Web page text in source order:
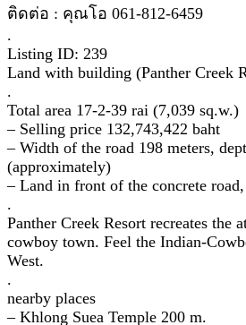
ติดต่อ : คุณโอ 061-812-6459
.
Listing ID: 239
Land with building (Panther Creek
.
Total area 17-2-39 rai (7,039 sq.w.)
– Selling price 132,743,422 baht
– Width of the road 198 meters,
(approximately)
– Land in front of the concrete
.
Panther Creek Resort recreates the
cowboy town. Feel the Indian-
West.
.
nearby places
– Khlong Suea Temple 200 m.